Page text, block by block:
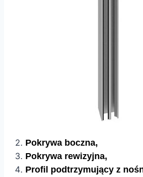
Pokrywa boczna,
Pokrywa rewizyjna,
Profil podtrzymujący z